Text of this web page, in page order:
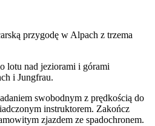
przygodę w Alpach z trzema
lotu nad jeziorami i górami
i Jungfrau.
swobodnym z prędkością do
instruktorem. Zakończ
zjazdem ze spadochronem.